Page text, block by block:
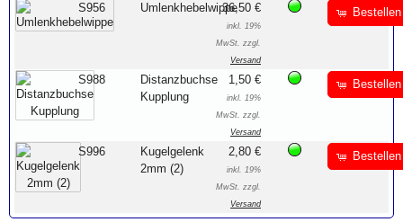
S956 Umlenkhebelwippe36,50 €
inkl. 19%
MwSt. zzgl.
Versand
Bestellen
S988
Distanzbuchse
Kupplung
1,50 €
inkl. 19%
MwSt. zzgl.
Versand
Bestellen
S996
Kugelgelenk
2mm (2)
2,80 €
inkl. 19%
MwSt. zzgl.
Versand
Bestellen